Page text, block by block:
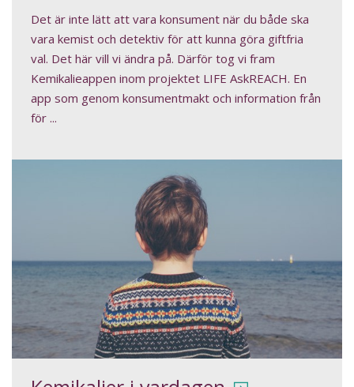
Det är inte lätt att vara konsument när du både ska
vara kemist och detektiv för att kunna göra giftfria
val. Det här vill vi ändra på. Därför tog vi fram
Kemikalieappen inom projektet LIFE AskREACH. En
app som genom konsumentmakt och information från
för ...